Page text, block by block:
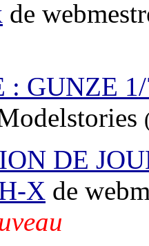
de
: GUNZE
DE
X de